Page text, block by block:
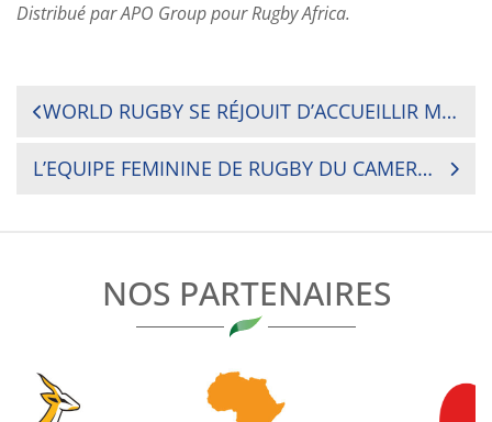
Distribué par APO Group pour Rugby Africa.
NAVIGATION
WORLD RUGBY SE RÉJOUIT D’ACCUEILLIR MASTERCARD EN TANT QUE PARTENAIRE MONDIAL FONDATEUR DU PROGRAMME LES FEMMES DANS LE RUGBY ET DÉVOILE UNE NOUVELLE CAMPAGNE MARKETING
L’EQUIPE FEMININE DE RUGBY DU CAMEROUN GAGNE LE MATCH TEST CONTRE LE BURKINA FASO
NOS PARTENAIRES